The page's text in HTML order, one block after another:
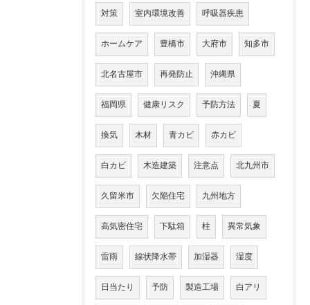
対策 室内環境改善 呼吸器疾患
ホームケア 豊橋市 大府市 知多市
北名古屋市 再発防止 沖縄県
福岡県 健康リスク 予防方法 夏
換気 木材 青カビ 赤カビ
白カビ 木造建築 注意点 北九州市
久留米市 欠陥住宅 九州地方
高気密住宅 下駄箱 柱 異常気象
雷雨 線状降水帯 加湿器 湿度
日当たり 予防 製造工場 白アリ